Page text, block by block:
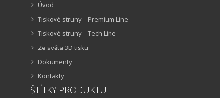
Úvod
Tiskové struny – Premium Line
Tiskové struny – Tech Line
Ze světa 3D tisku
Dokumenty
Kontakty
ŠTÍTKY PRODUKTU